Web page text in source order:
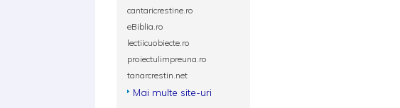
cantaricrestine.ro
eBiblia.ro
lectiicuobiecte.ro
proiectulimpreuna.ro
tanarcrestin.net
Mai multe site-uri